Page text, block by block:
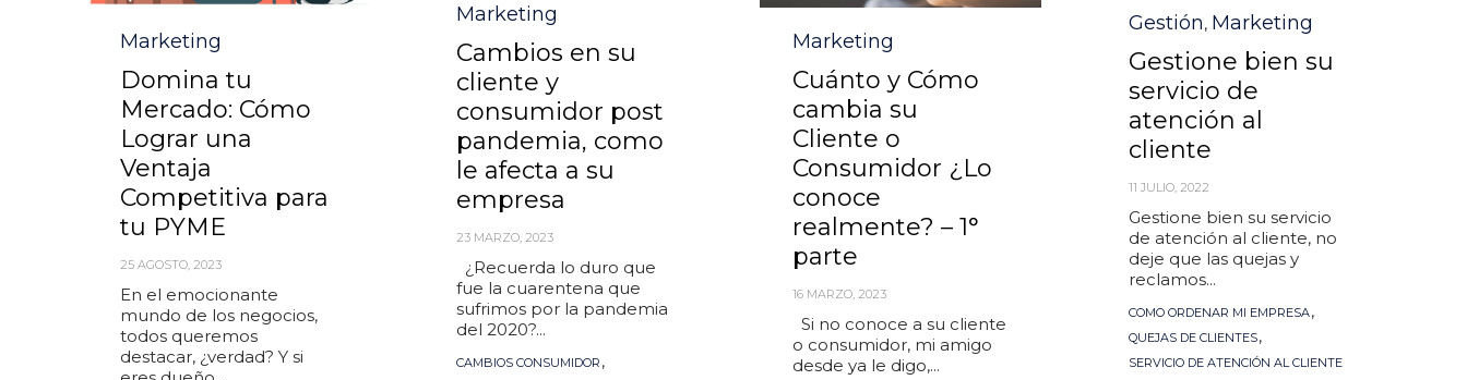
Category
Marketing
Domina tu
Mercado: Cómo
Lograr una
Ventaja
Competitiva para
tu PYME
25 AGOSTO, 2023
En el emocionante
mundo de los negocios,
todos queremos
destacar, ¿verdad? Y si
Category
Marketing
Cambios en su
cliente y
consumidor post
pandemia, como
le afecta a su
empresa
23 MARZO, 2023
¿Recuerda lo duro que
fue la cuarentena que
sufrimos por la pandemia
del 2020?...
Tags
CAMBIOS CONSUMIDOR ,
Category
Marketing
Cuánto y Cómo
cambia su
Cliente o
Consumidor ¿Lo
conoce
realmente? – 1°
parte
16 MARZO, 2023
Si no conoce a su cliente
o consumidor, mi amigo
desde ya le digo,...
Category
Gestión, Marketing
Gestione bien su
servicio de
atención al
cliente
11 JULIO, 2022
Gestione bien su servicio
de atención al cliente, no
deje que las quejas y
reclamos...
Tags
COMO ORDENAR MI EMPRESA,
QUEJAS DE CLIENTES,
SERVICIO DE ATENCIÓN AL CLIENTE